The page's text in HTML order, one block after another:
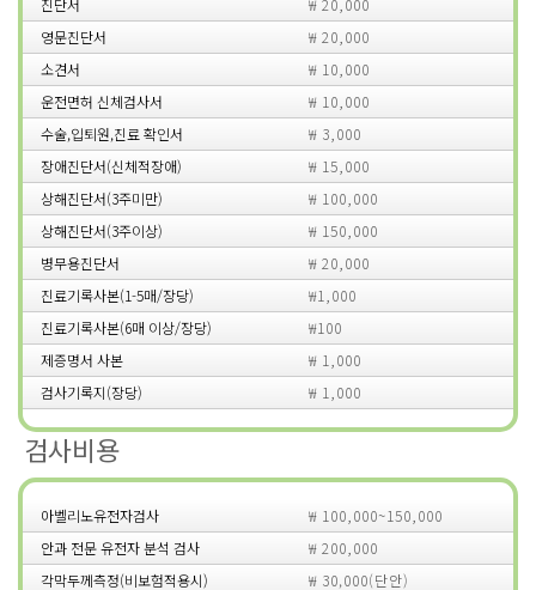
진단서
₩ 20,000
영문진단서
₩ 20,000
소견서
₩ 10,000
운전면허 신체검사서
₩ 10,000
수술,입퇴원,진료 확인서
₩ 3,000
장애진단서(신체적장애)
₩ 15,000
상해진단서(3주미만)
₩ 100,000
상해진단서(3주이상)
₩ 150,000
병무용진단서
₩ 20,000
진료기록사본(1-5매/장당)
₩1,000
진료기록사본(6매 이상/장당)
₩100
제증명서 사본
₩ 1,000
검사기록지(장당)
₩ 1,000
검사비용
아벨리노유전자검사
₩ 100,000~150,000
안과 전문 유전자 분석 검사
₩ 200,000
각막두께측정(비보험적용시)
₩ 30,000(단안)